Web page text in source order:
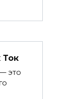
Ток
это